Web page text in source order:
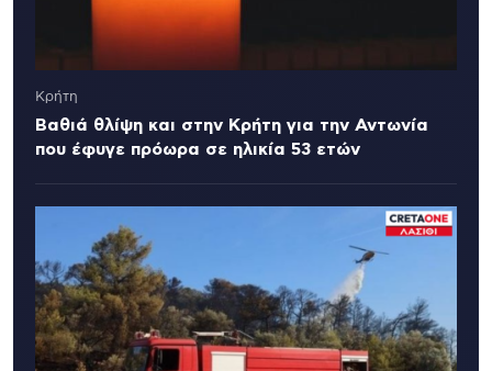
Κρήτη
Βαθιά θλίψη και στην Κρήτη για την Αντωνία
που έφυγε πρόωρα σε ηλικία 53 ετών